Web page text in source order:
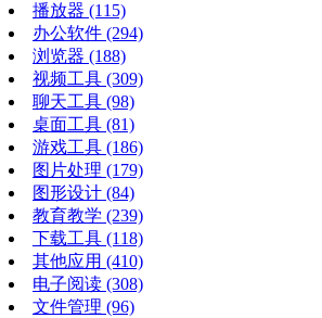
播放器 (115)
办公软件 (294)
浏览器 (188)
视频工具 (309)
聊天工具 (98)
桌面工具 (81)
游戏工具 (186)
图片处理 (179)
图形设计 (84)
教育教学 (239)
下载工具 (118)
其他应用 (410)
电子阅读 (308)
文件管理 (96)